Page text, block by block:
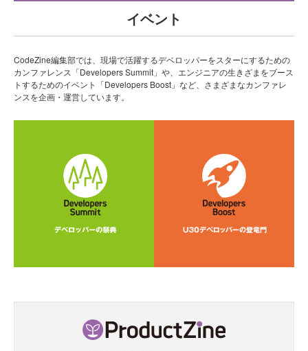
イベント
CodeZine編集部では、現場で活躍するデベロッパーをスターにするための
カンファレンス「Developers Summit」や、エンジニアの生きざまをブース
トするためのイベント「Developers Boost」など、さまざまなカンファレ
ンスを企画・運営しています。